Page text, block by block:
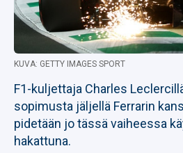
KUVA: GETTY IMAGES SPORT
F1-kuljettaja Charles
sopimusta jäljellä Ferrarin
pidetään jo tässä vaiheessa
hakattuna.